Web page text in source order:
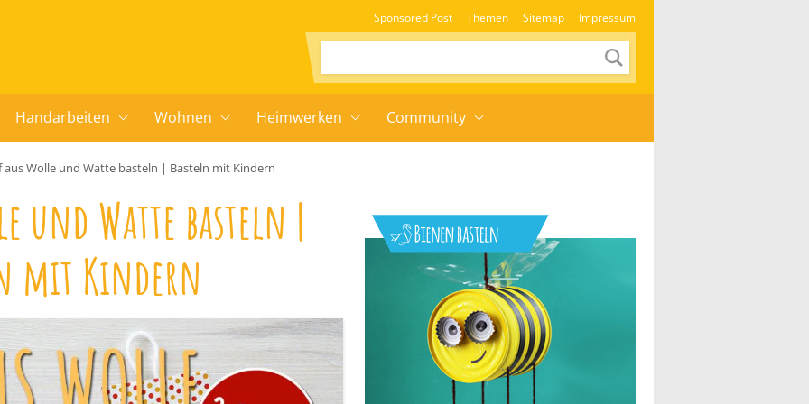
Sponsored Post Themen Sitemap Impressum
Handarbeiten Wohnen Heimwerken Community
aus Wolle und Watte basteln | Basteln mit Kindern
und Watte basteln |
mit Kindern